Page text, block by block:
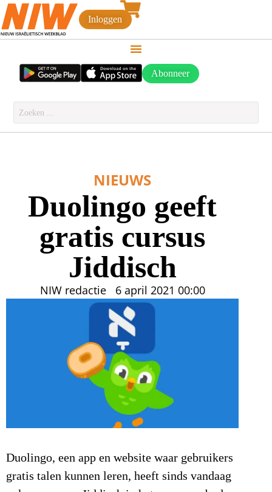
Inloggen
Abonneer
NIEUWS
Duolingo geeft
gratis cursus
Jiddisch
NIW redactie 6 april 2021 00:00
Duolingo, een app en website waar gebruikers
gratis talen kunnen leren, heeft sinds vandaag